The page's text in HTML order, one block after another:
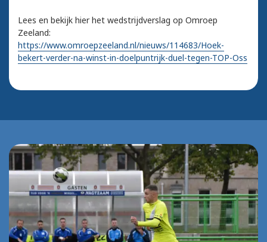
Lees en bekijk hier het wedstrijdverslag op Omroep
Zeeland:
https://www.omroepzeeland.nl/nieuws/114683/Hoek-
bekert-verder-na-winst-in-doelpuntrijk-duel-tegen-TOP-Oss